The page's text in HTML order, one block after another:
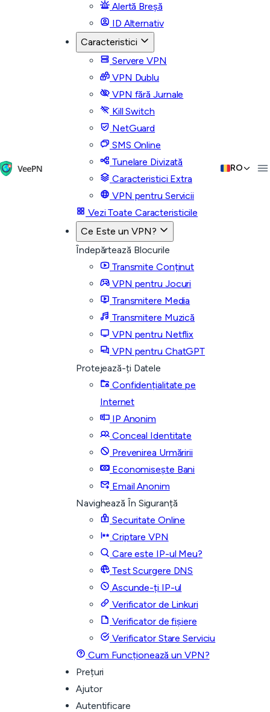
Alertă Breșă
ID Alternativ
Caracteristici
Servere VPN
VPN Dublu
VPN fără Jurnale
Kill Switch
NetGuard
SMS Online
Tunelare Divizată
Caracteristici Extra
VPN pentru Servicii
Vezi Toate Caracteristicile
Ce Este un VPN?
Îndepărtează Blocurile
Transmite Conținut
VPN pentru Jocuri
Transmitere Media
Transmitere Muzică
VPN pentru Netflix
VPN pentru ChatGPT
Protejează-ți Datele
Confidențialitate pe
Internet
IP Anonim
Conceal Identitate
Prevenirea Urmăririi
Economisește Bani
Email Anonim
Navighează În Siguranță
Securitate Online
Criptare VPN
Care este IP-ul Meu?
Test Scurgere DNS
Ascunde-ți IP-ul
Verificator de Linkuri
Verificator de fișiere
Verificator Stare Serviciu
Cum Funcționează un VPN?
Prețuri
Ajutor
Autentificare
RO